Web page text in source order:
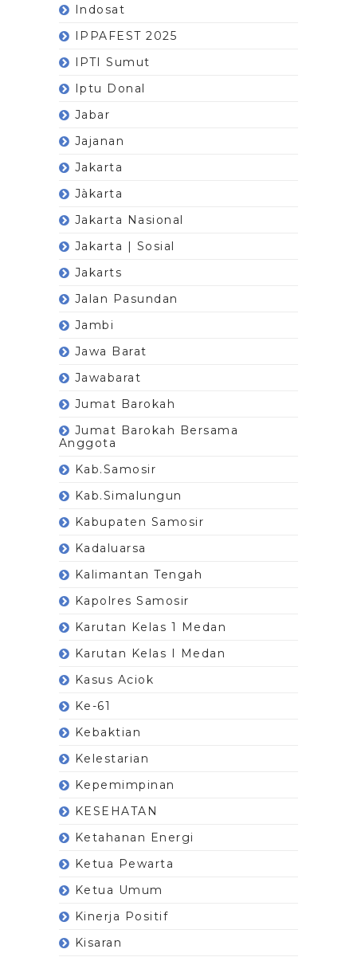
Indosat
IPPAFEST 2025
IPTI Sumut
Iptu Donal
Jabar
Jajanan
Jakarta
Jàkarta
Jakarta Nasional
Jakarta | Sosial
Jakarts
Jalan Pasundan
Jambi
Jawa Barat
Jawabarat
Jumat Barokah
Jumat Barokah Bersama
Anggota
Kab.Samosir
Kab.Simalungun
Kabupaten Samosir
Kadaluarsa
Kalimantan Tengah
Kapolres Samosir
Karutan Kelas 1 Medan
Karutan Kelas I Medan
Kasus Aciok
Ke-61
Kebaktian
Kelestarian
Kepemimpinan
KESEHATAN
Ketahanan Energi
Ketua Pewarta
Ketua Umum
Kinerja Positif
Kisaran